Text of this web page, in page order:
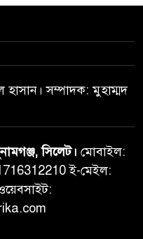
সম্পাদক: মুহাম্মদ
সিলেট। মোবাইল:
ই-মেইল: